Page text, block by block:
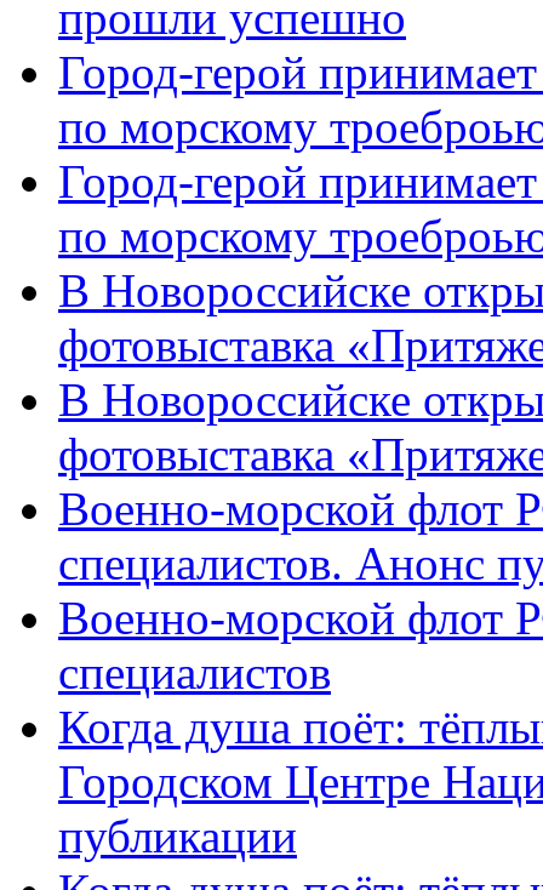
прошли успешно
Город-герой
по морскому
Город-герой
по морскому
В Новороссийске
фотовыставка
В Новороссийске
фотовыставка
Военно-морской флот
специалистов. Анонс
Военно-морской флот
специалистов
Когда душа поёт:
Городском Центре
публикации